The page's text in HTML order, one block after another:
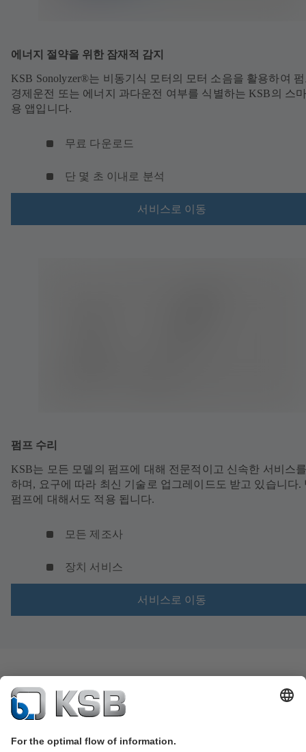
에너지 절약을 위한 잠재적 감지
KSB Sonolyzer®는 비동기식 모터의 모터 소음을 활용하여
경제운전 또는 에너지 과다운전 여부를 식별하는 KSB의 스
용 앱입니다.
무료 다운로드
단 몇 초 이내로 분석
서비스로 이동
펌프 수리
KSB는 모든 모델의 펌프에 대해 전문적이고 신속한 서비스
하며, 요구에 따라 최신 기술로 업그레이드도 받고 있습니다.
펌프에 대해서도 적용 됩니다.
모든 제조사
장치 서비스
서비스로 이동